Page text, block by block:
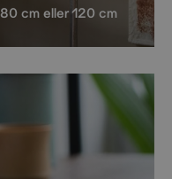
80 cm eller 120 cm